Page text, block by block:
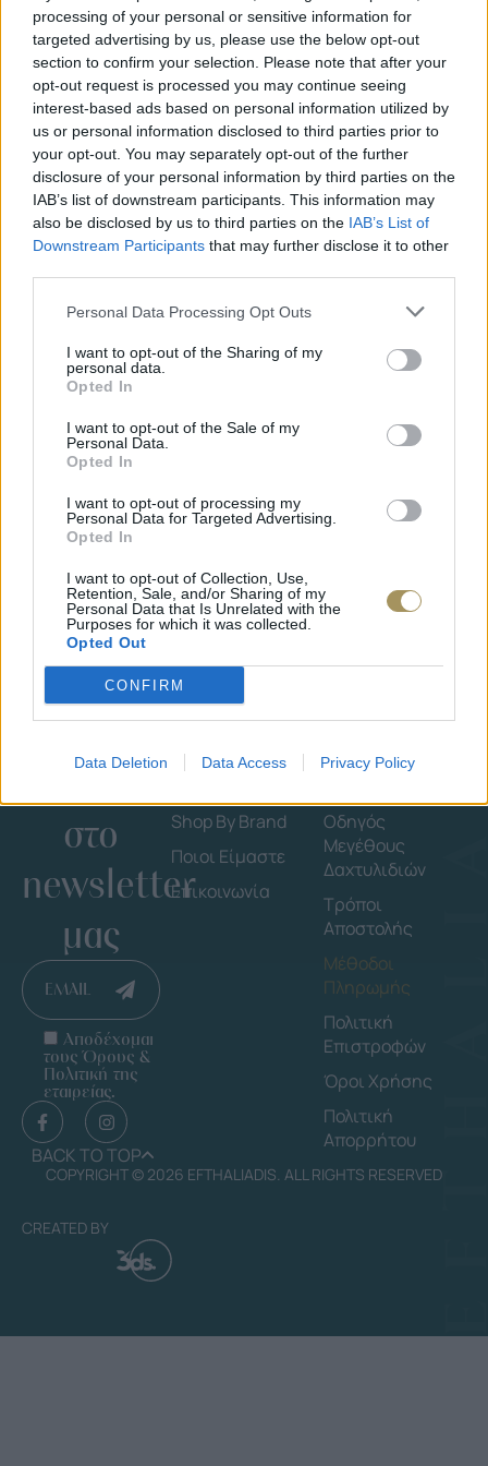
processing of your personal or sensitive information for
targeted advertising by us, please use the below opt-out
section to confirm your selection. Please note that after your
opt-out request is processed you may continue seeing
interest-based ads based on personal information utilized by
us or personal information disclosed to third parties prior to
your opt-out. You may separately opt-out of the further
disclosure of your personal information by third parties on the
IAB’s list of downstream participants. This information may
also be disclosed by us to third parties on the IAB’s List of
Downstream Participants that may further disclose it to other
Personal Data Processing Opt Outs
I want to opt-out of the Sharing of my
personal data.
Opted In
I want to opt-out of the Sale of my
Personal Data.
Opted In
I want to opt-out of processing my
Personal Data for Targeted Advertising.
Opted In
I want to opt-out of Collection, Use,
Retention, Sale, and/or Sharing of my
Personal Data that Is Unrelated with the
Purposes for which it was collected.
Opted Out
CONFIRM
Data Deletion Data Access Privacy Policy
καθώς όλες οι πληρωμές πραγματοποιούνται
μέσω του περιβάλλοντος της τράπεζας ALPHA
BANK. Μπορείτε να κάνετε πληρωμή με άτοκες
δόσεις εφόσον η πιστωτική σας κάρτα ανήκει
στη λίστα με τις αποδεκτές κάρτες για άτοκες
δόσεις, που υποστηρίζονται από το σύστημα.
Επιλέξτε Visa ή Mastercard με άτοκες μηνιαίες
δόσεις για άμεση και εύκολη πληρωμή.
Αντικαταβολή
Εμείς σας αποστέλλουμε το δέμα με courier και
Εξόφληση κατά την παραλαβή από το κατάστημα
Κατάστημα Kατερίνης: 16ης Οκτωβρίου,
Δημοτική Αγορά
ΠΙΣΩ ΣΤΗΝ ΑΡΧΙΚΗ
Εγγράψου
στο
newsletter
μας
EMAIL
Αποδέχομαι
τους Όρους &
Πολιτική της
εταιρείας.
BACK TO TOP
Εταιρεία
Shop By Brand
Ποιοι Είμαστε
Επικοινωνία
Οδηγός
Μεγέθους
Δαχτυλιδιών
Τρόποι
Αποστολής
Μέθοδοι
Πληρωμής
Πολιτική
Επιστροφών
Όροι Χρήσης
Πολιτική
Απορρήτου
COPYRIGHT © 2026 EFTHALIADIS. ALL RIGHTS RESERVED
CREATED BY